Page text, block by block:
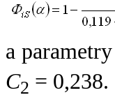
a
C2 = 0,238.